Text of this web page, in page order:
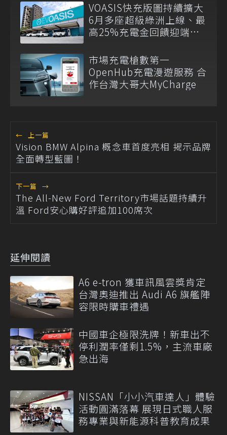
VOASIS快充版圖持續擴大
6月多座超級綠洲上線、最
高25%充電金回饋迎端午
市場充電槍數第一
OpenHub充電漫遊服務 合
作台灣大哥大MyCharge
← 上一篇
Vision BMW Alpina 概念車首度亮相 揭示品牌
全面轉型藍圖！
下一篇 →
The All-New Ford Territory市場話題持續升
溫 Ford安心購好評追加100席次
延伸閱讀
A6 e-tron 獲車訊風雲獎肯定
台灣奧迪推出 Audi A6 旗艦陣
容限時購車禮遇
中國車企極限洗牌！新車出不
停利潤率僅剩1.5%，主流車廠
急出海
NISSAN「小小汽車達人」體驗
活動圓滿落幕 展現日式職人服
務專業與新能源科普教育成果